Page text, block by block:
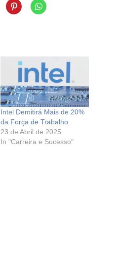
Intel Demitirá Mais de 20%
da Força de Trabalho
23 de Abril de 2025
In "Carreira e Sucesso"